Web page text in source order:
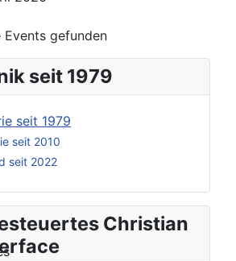
seit 1979
seit 1979
seit 2010
seit 2022
Christian
Events gefunden